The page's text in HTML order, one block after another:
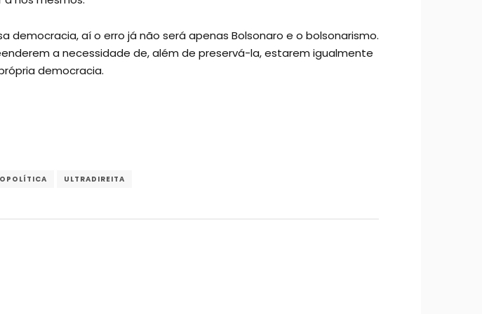
democracia, aí o erro já não será apenas Bolsonaro e o bolsonarismo.
a necessidade de, além de preservá-la, estarem igualmente
democracia.
ULTRADIREITA